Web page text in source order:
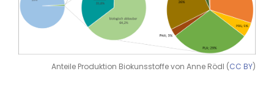
Anteile Produktion Biokunsstoffe von Anne Rödl (CC BY)